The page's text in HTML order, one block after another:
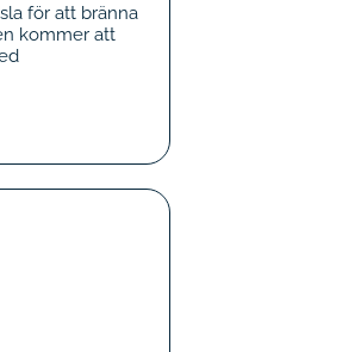
för att bränna
kommer att